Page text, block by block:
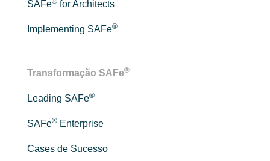
SAFe for Architects
Implementing SAFe®
Transformação SAFe®
Leading SAFe®
SAFe® Enterprise
Cases de Sucesso